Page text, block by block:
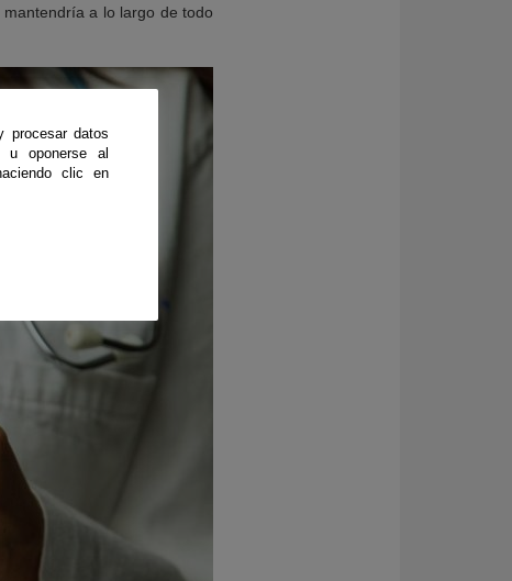
a lo largo de todo
procesar datos
u oponerse al
clic en